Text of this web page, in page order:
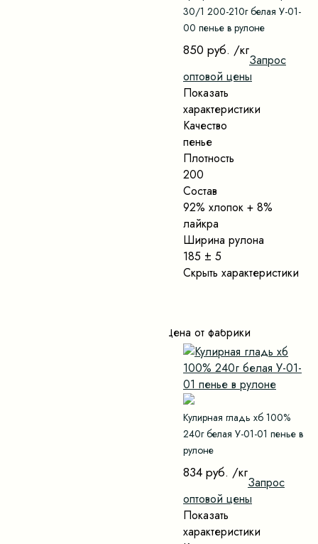
30/1 200-210г белая У-01-
00 пенье в рулоне
850 руб. /кг
Запрос
оптовой цены
Показать
характеристики
Качество
пенье
Плотность
200
Состав
92% хлопок + 8%
лайкра
Ширина рулона
185 ± 5
Скрыть характеристики
Цена от фабрики
Кулирная гладь хб 100%
240г белая У-01-01 пенье в
рулоне
834 руб. /кг
Запрос
оптовой цены
Показать
характеристики